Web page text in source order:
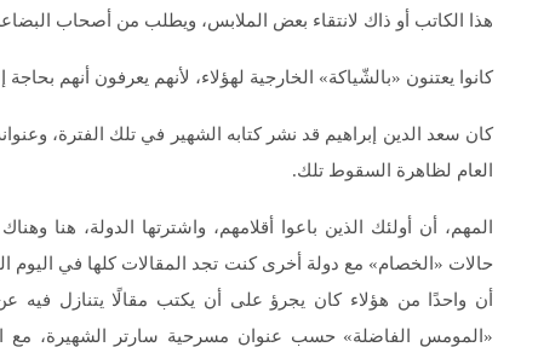
هذا الكاتب أو ذاك لانتقاء بعض الملابس، ويطلب من أصحاب
كانوا يعتنون «بالشّياكة» الخارجية لهؤلاء، لأنهم يعرفون أنهم
كان سعد الدين إبراهيم قد نشر كتابه الشهير في تلك الفترة،
العام لظاهرة السقوط تلك.
المهم، أن أولئك الذين باعوا أقلامهم، واشترتها الدولة، هنا
حالات «الخصام» مع دولة أخرى كنت تجد المقالات كلها في اليوم
أن واحدًا من هؤلاء كان يجرؤ على أن يكتب مقالًا يتنازل
«المومس الفاضلة» حسب عنوان مسرحية سارتر الشهيرة، مع